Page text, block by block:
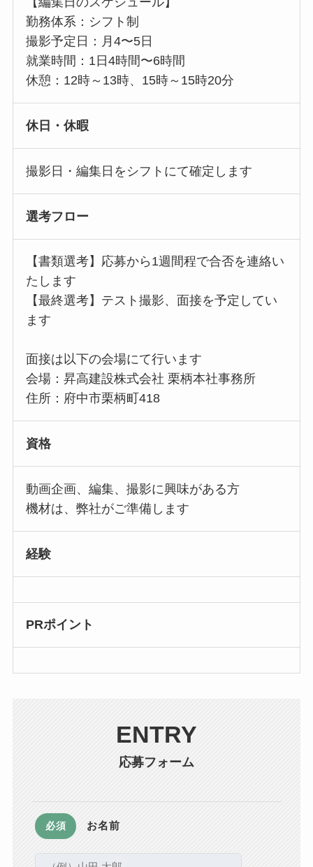
勤務体系：シフト制
撮影予定日：月4〜5日
就業時間：1日4時間〜6時間
休憩：12時～13時、15時～15時20分
休日・休暇
撮影日・編集日をシフトにて確定します
選考フロー
【書類選考】応募から1週間程で合否を連絡い
たします
【最終選考】テスト撮影、面接を予定してい
ます
面接は以下の会場にて行います
会場：昇高建設株式会社 栗柄本社事務所
住所：府中市栗柄町418
資格
動画企画、編集、撮影に興味がある方
機材は、弊社がご準備します
経験
PRポイント
ENTRY
応募フォーム
必須 お名前